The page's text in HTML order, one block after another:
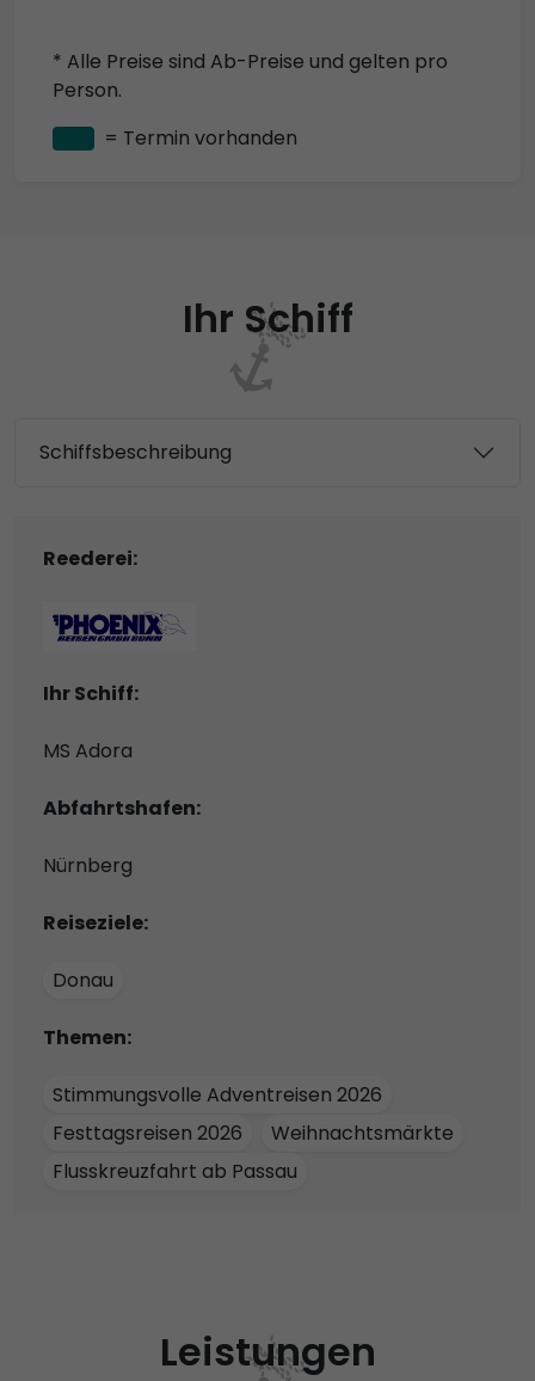
* Alle Preise sind Ab-Preise und gelten pro
Person.
= Termin vorhanden
Ihr Schiff
Schiffsbeschreibung
Reederei:
Ihr Schiff:
MS Adora
Abfahrtshafen:
Nürnberg
Reiseziele:
Donau
Themen:
Stimmungsvolle Adventreisen 2026
Festtagsreisen 2026
Weihnachtsmärkte
Flusskreuzfahrt ab Passau
Leistungen